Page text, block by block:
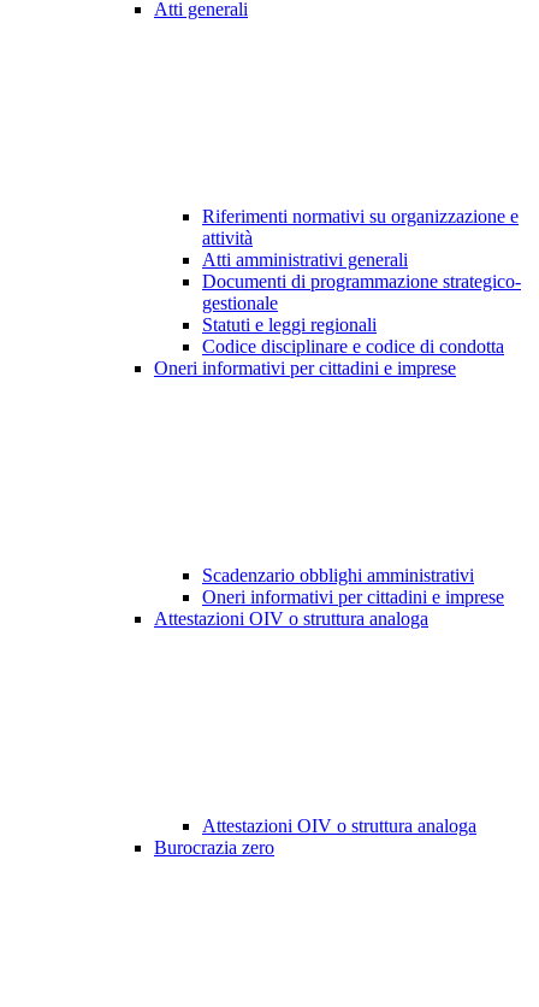
Atti generali
Riferimenti normativi su organizzazione e
attività
Atti amministrativi generali
Documenti di programmazione strategico-
gestionale
Statuti e leggi regionali
Codice disciplinare e codice di condotta
Oneri informativi per cittadini e imprese
Scadenzario obblighi amministrativi
Oneri informativi per cittadini e imprese
Attestazioni OIV o struttura analoga
Attestazioni OIV o struttura analoga
Burocrazia zero